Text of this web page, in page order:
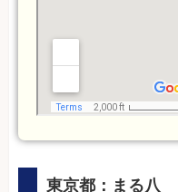
東京都：まる八